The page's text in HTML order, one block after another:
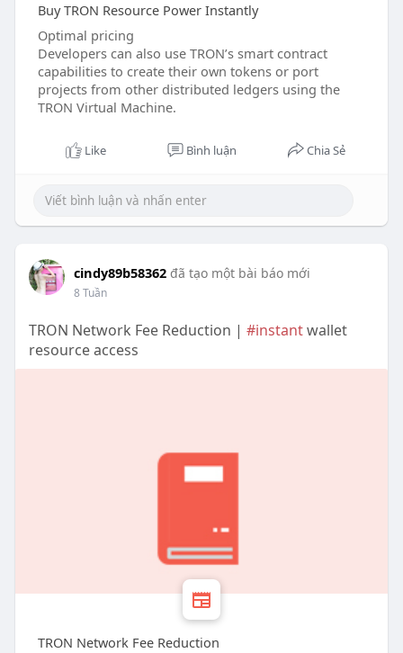
Buy TRON Resource Power Instantly
Optimal pricing
Developers can also use TRON’s smart contract
capabilities to create their own tokens or port
projects from other distributed ledgers using the
TRON Virtual Machine.
Like Bình luận Chia Sẻ
cindy89b58362 đã tạo một bài báo mới
8 Tuần
TRON Network Fee Reduction | #instantwallet
resource access
TRON Network Fee Reduction